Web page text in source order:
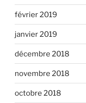
février 2019
janvier 2019
décembre 2018
novembre 2018
octobre 2018